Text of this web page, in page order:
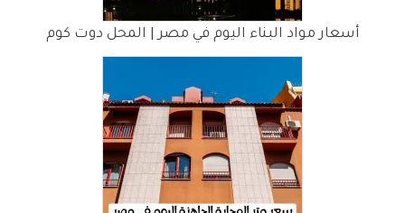
أسعار مواد البناء اليوم في مصر | المحل دوت كوم